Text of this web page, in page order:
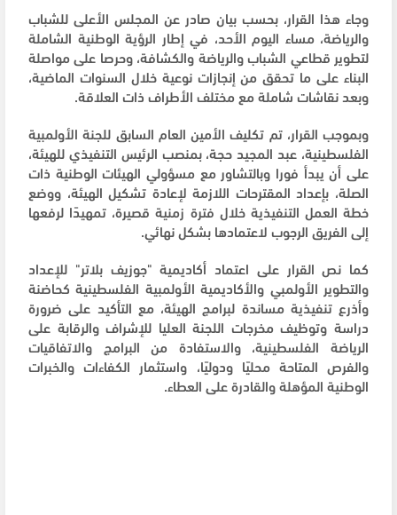
وجاء هذا القرار، بحسب بيان صادر عن المجلس الأعلى للشباب
والرياضة، مساء اليوم الأحد، في إطار الرؤية الوطنية الشاملة
لتطوير قطاعي الشباب والرياضة والكشافة، وحرصا على مواصلة
البناء على ما تحقق من إنجازات نوعية خلال السنوات الماضية،
وبعد نقاشات شاملة مع مختلف الأطراف ذات العلاقة.
وبموجب القرار، تم تكليف الأمين العام السابق للجنة الأولمبية
الفلسطينية، عبد المجيد حجة، بمنصب الرئيس التنفيذي للهيئة،
على أن يبدأ فورا وبالتشاور مع مسؤولي الهيئات الوطنية ذات
الصلة، بإعداد المقترحات اللازمة لإعادة تشكيل الهيئة، ووضع
خطة العمل التنفيذية خلال فترة زمنية قصيرة، تمهيدًا لرفعها
إلى الفريق الرجوب لاعتمادها بشكل نهائي.
كما نص القرار على اعتماد أكاديمية "جوزيف بلاتر" للإعداد
والتطوير الأولمبي والأكاديمية الأولمبية الفلسطينية كحاضنة
وأذرع تنفيذية مساندة لبرامج الهيئة، مع التأكيد على ضرورة
دراسة وتوظيف مخرجات اللجنة العليا للإشراف والرقابة على
الرياضة الفلسطينية، والاستفادة من البرامج والاتفاقيات
والفرص المتاحة محليًا ودوليًا، واستثمار الكفاءات والخبرات
الوطنية المؤهلة والقادرة على العطاء.